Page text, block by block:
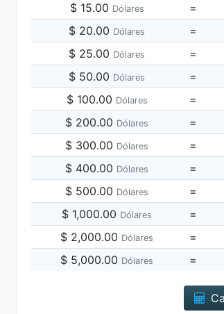
$ 15.00 Dólares =
$ 20.00 Dólares =
$ 25.00 Dólares =
$ 50.00 Dólares =
$ 100.00 Dólares =
$ 200.00 Dólares =
$ 300.00 Dólares =
$ 400.00 Dólares =
$ 500.00 Dólares =
$ 1,000.00 Dólares =
$ 2,000.00 Dólares =
$ 5,000.00 Dólares =